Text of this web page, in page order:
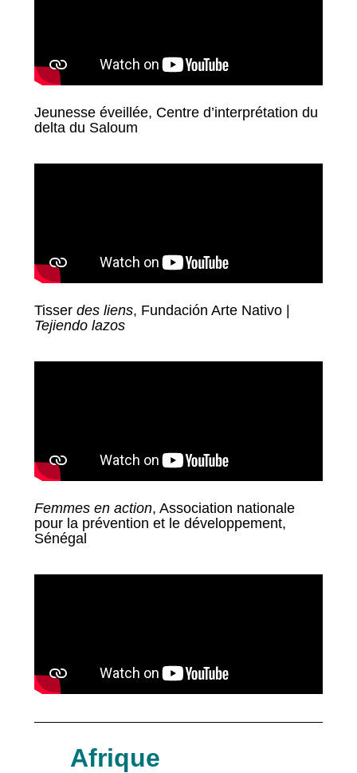
Jeunesse éveillée, Centre d’interprétation du
delta du Saloum
Tisser des liens, Fundación Arte Nativo |
Tejiendo lazos
Femmes en action, Association nationale
pour la prévention et le développement,
Sénégal
Afrique